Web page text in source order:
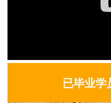
已毕业学